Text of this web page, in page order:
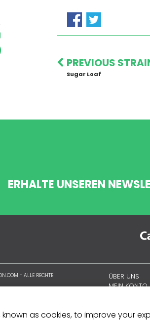
PREVIOUS
Sugar Loaf
ERHALTE UNSEREN
- ALLE RECHTE
ÜBER UNS
MEIN KONTO
known as cookies, to improve your